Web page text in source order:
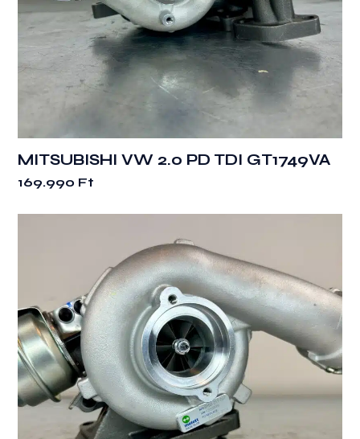
MITSUBISHI VW 2.0 PD TDI GT1749VA
169.990 Ft